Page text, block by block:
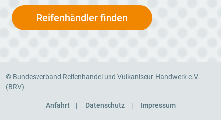
Reifenhändler finden
© Bundesverband Reifenhandel und Vulkaniseur-Handwerk e.V.
(BRV)
Anfahrt Datenschutz Impressum